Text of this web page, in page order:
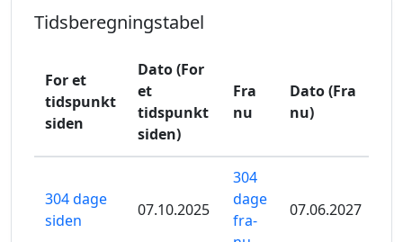
Tidsberegningstabel
For et
tidspunkt
siden
Dato (For
et
tidspunkt
siden)
Fra
nu
Dato (Fra
nu)
304 dage
siden
07.10.2025
304
dage
fra-
07.06.2027